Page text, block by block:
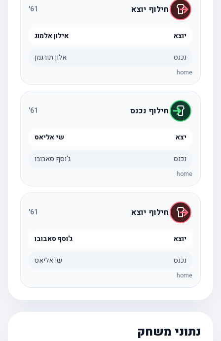
חילוף יוצא 61
'
יוצא אילון אלמוג
נכנס אלון תורגמן
home
חילוף נכנס 61
'
יצא שי אליאס
נכנס ג'וסף סאבובו
home
חילוף יוצא 61
'
יוצא ג'וסף סאבובו
נכנס שי אליאס
home
נתוני משחק